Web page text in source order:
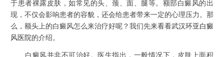
于患者裸露皮肤，如常见的头、颈、面、腿等。额部白癜风的出
现，不仅会影响患者的容貌，还会给患者带来一定的心理压力。那
么，额头上的白癜风怎么来治疗好呢？我们先来看看武汉环亚白癜
风医院的介绍。
白癜风并非不可治好。医生指出，一般情况下，皮肤上面积